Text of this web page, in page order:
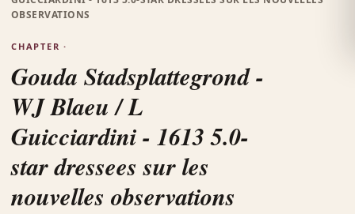
OBSERVATIONS
CHAPTER ·
Gouda Stadsplattegrond -
WJ Blaeu / L
Guicciardini - 1613 5.0-
star dressees sur les
nouvelles observations